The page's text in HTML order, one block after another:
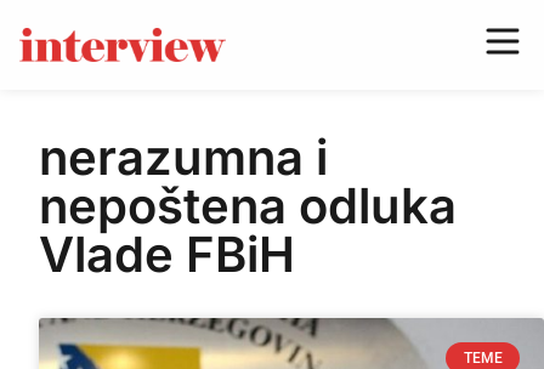
nerazumna i
nepoštena odluka
Vlade FBiH
TEME